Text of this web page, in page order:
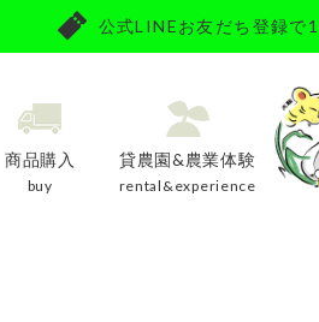
公式LINEお友だち登録で
商品購入
buy
貸農園&農業体験
rental&experience